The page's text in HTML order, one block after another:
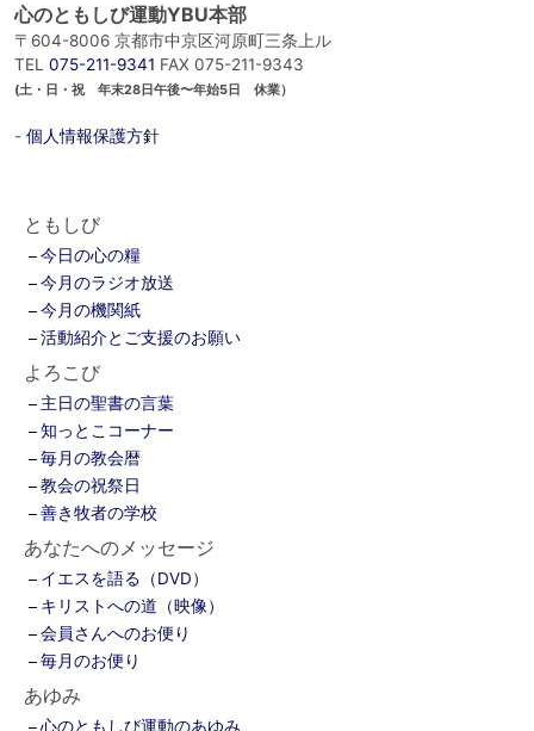
心のともしび運動YBU本部
〒604-8006 京都市中京区河原町三条上ル
TEL 075-211-9341 FAX 075-211-9343
(土・日・祝 年末28日午後〜年始5日 休業）
- 個人情報保護方針
ともしび
今日の心の糧
今月のラジオ放送
今月の機関紙
活動紹介とご支援のお願い
よろこび
主日の聖書の言葉
知っとこコーナー
毎月の教会暦
教会の祝祭日
善き牧者の学校
あなたへのメッセージ
イエスを語る（DVD）
キリストへの道（映像）
会員さんへのお便り
毎月のお便り
あゆみ
心のともしび運動のあゆみ